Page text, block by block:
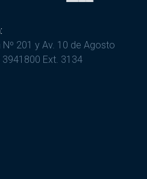
201 y Av. 10 de Agosto
3941800 Ext. 3134